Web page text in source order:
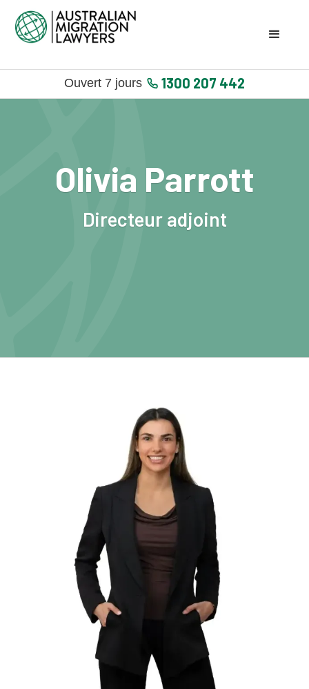
Ouvert 7 jours 1300 207 442
Olivia Parrott
Directeur adjoint